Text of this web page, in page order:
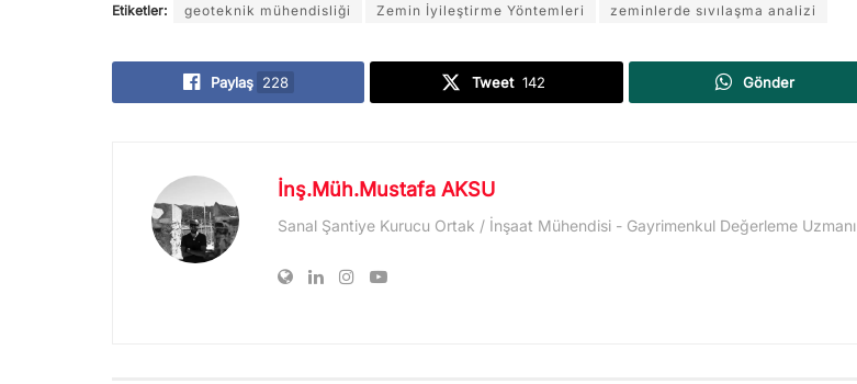
Etiketler: geoteknik mühendisliği Zemin İyileştirme Yöntemleri zeminlerde sıvılaşma analizi
Paylaş 228 Tweet 142 Gönder
İnş.Müh.Mustafa AKSU
Sanal Şantiye Kurucu Ortak / İnşaat Mühendisi - Gayrimenkul Değerleme Uzmanı